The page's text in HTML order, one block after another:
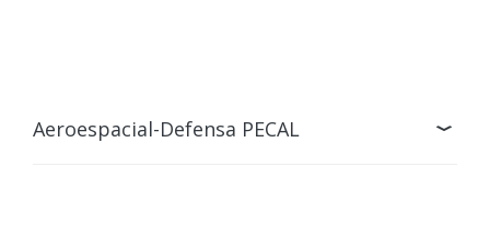
Aeroespacial-Defensa PECAL